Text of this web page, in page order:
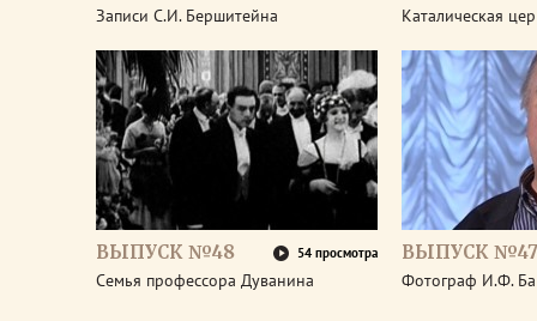
Записи С.И. Бершитейна Каталическая
ВЫПУСК №48 54 просмотра
Семья профессора Дуванина
ВЫПУСК №47
Фотограф И.Ф.